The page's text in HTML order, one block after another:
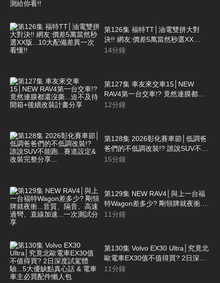
第126集 福特TT│油電雙拼大對
決!! 網友:價差5萬當然秒選XX
版...10大配備差異一次看懂!!
14分鐘
第127集 車友來交車15│NEW
RAV4第一台交車!? 竟然連膜都還
沒撕...迫不及待開箱+後續改裝計畫
12分鐘
第128集 2026彰化賽車節│低調爸
爸們的不低調改裝!? 誰說SUV不能
跑...賽道設定&改裝完整分享...
15分鐘
第129集 NEW RAV4│與上一台福
特Wagon差多少? 剛領牌就夜衝...
音質、隔音、高速過彎、直線加
11分鐘
第130集 Volvo EX30 Ultra│究竟北
歐電車EX30值不值得買? 2日深度
試駕體驗...5大優缺點真心話 & 電
11分鐘